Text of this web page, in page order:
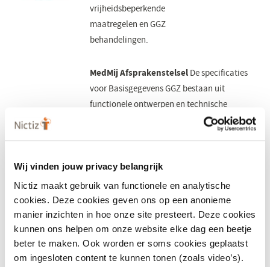
Wij vinden jouw privacy belangrijk
Nictiz maakt gebruik van functionele en analytische
cookies. Deze cookies geven ons op een anonieme
manier inzichten in hoe onze site presteert. Deze cookies
kunnen ons helpen om onze website elke dag een beetje
beter te maken. Ook worden er soms cookies geplaatst
om ingesloten content te kunnen tonen (zoals video’s).
vrijheidsbeperkende
maatregelen en GGZ
behandelingen.
MedMij Afsprakenstelsel De specificaties
voor Basisgegevens GGZ bestaan uit
functionele ontwerpen en technische
uitwerkingen en worden onderdeel van
nieuw
venster)
functionele ontwerpen, die op hun beurt
verwijzen naar de technische specificaties.
FunctioneelHet